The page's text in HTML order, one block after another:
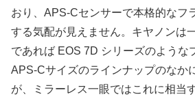
おり、APS-Cセンサーで本格的なフ
する気配が見えません。キヤノンは
であれば EOS 7D シリーズのような
APS-Cサイズのラインナップのなか
が、ミラーレス一眼ではこれに相当